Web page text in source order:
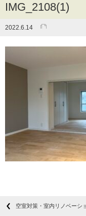
IMG_2108(1)
2022.6.14
空室対策・室内リノベー